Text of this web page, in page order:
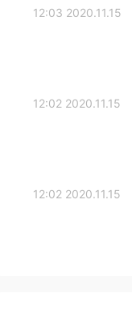
2020.11.15 12:03
2020.11.15 12:02
2020.11.15 12:02